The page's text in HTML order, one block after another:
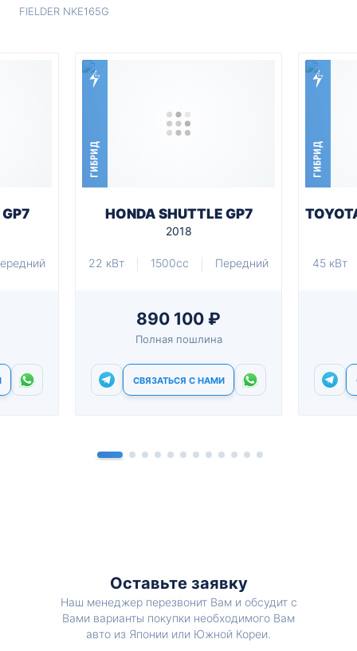
FIELDER NKE165G
ГИБРИД
HONDA SHUTTLE GP7
2018
22 кВт 1500cc Передний
890 100 ₽
Полная пошлина
СВЯЗАТЬСЯ С НАМИ
ГИБРИД
45 кВт
Оставьте заявку
Наш менеджер перезвонит Вам и обсудит с
Вами варианты покупки необходимого Вам
авто из Японии или Южной Кореи.